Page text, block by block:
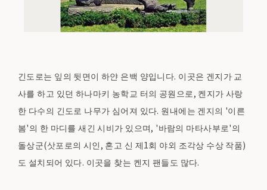
긴도로는 잎의 뒷면이 하얀 은백 양입니다. 이곳은 겐지가 교
사를 하고 있던 하나마키 농학교 터의 공원으로, 켄지가 사랑
한 다수의 긴도로 나무가 심어져 있다. 원내에는 겐지의 '이른
봄'의 한 마디를 새긴 시비가 있으며, '바람의 마타사부로'의
돌상군(삿포로의 시인, 혼고 신 제1회 야외 조각상 수상 작품)
도 설치되어 있다. 이곳을 찾는 켄지 팬들도 많다.